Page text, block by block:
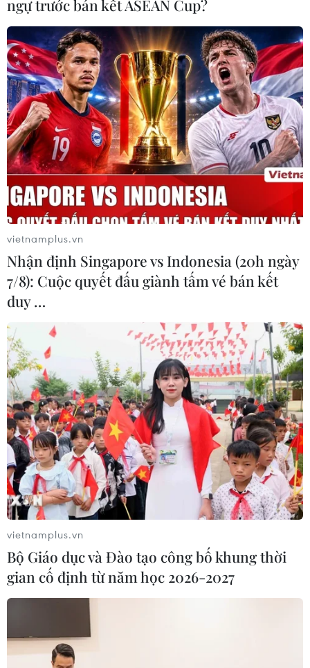
Sri Lanka tăng cường ngăn chặn
trang web cá cược trực tuyến
07/08/2026 11:39
Indonesia nỗ lực khống chế cháy
rừng tại Vườn Quốc gia Núi Bromo
07/08/2026 10:56
Sri Lanka triển khai quân đội sau làn
07/08/2026 10:35
Thụy Sĩ khó đạt mục tiêu giảm phát
thải khí nhà kính vào năm 2030
07/08/2026 09:42
Bão Dolphin càn quét các đảo miền
Nam Nhật Bản, sân bay Okinawa
phải đóng cửa
07/08/2026 09:10
Thái Lan: Ôtô lao vào trung tâm
chăm sóc trẻ làm khoảng nạn nhân
bị thương
07/08/2026 08:13
Thủ tướng Thái Lan chỉ đạo khẩn sau
vụ xả súng tại trường học
07/08/2026 06:37
ngự trước bán kết ASEAN Cup?
vietnamplus.vn
Nhận định Singapore vs Indonesia (20h ngày
7/8): Cuộc quyết đấu giành tấm vé bán kết
duy …
vietnamplus.vn
Bộ Giáo dục và Đào tạo công bố khung thời
gian cố định từ năm học 2026-2027